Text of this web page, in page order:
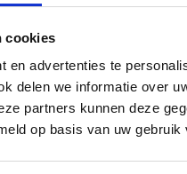
cookies
en advertenties te
delen we informatie over
partners kunnen deze
op basis van uw gebruik